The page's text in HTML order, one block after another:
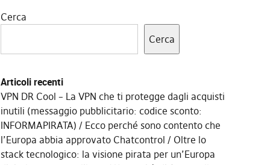
Cerca
Cerca
Articoli recenti
VPN DR Cool – La VPN che ti protegge dagli acquisti
inutili (messaggio pubblicitario: codice sconto:
INFORMAPIRATA)
Ecco perché sono contento che
l’Europa abbia approvato Chatcontrol
Oltre lo
stack tecnologico: la visione pirata per un’Europa